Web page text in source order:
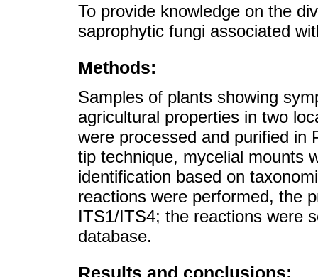
To provide knowledge on the
saprophytic fungi associated
Methods:
Samples of plants showing
agricultural properties in two
were processed and purified in
tip technique, mycelial mounts
identification based on
reactions were performed, the
ITS1/ITS4; the reactions were
database.